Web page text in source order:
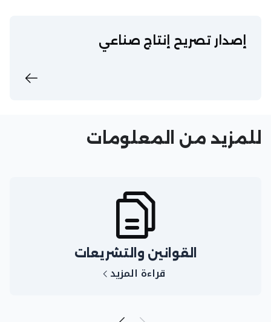
إصدار تصريح إنتاج صناعي
للمزيد من المعلومات
القوانين والتشريعات
قراءة المزيد